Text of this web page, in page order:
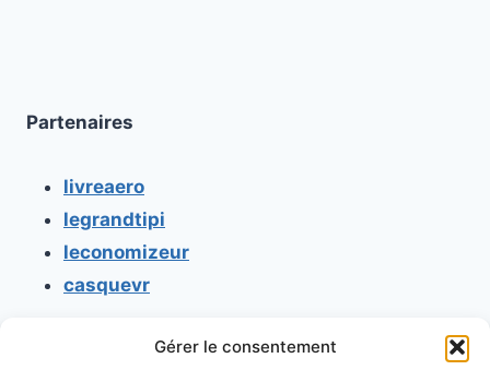
Gérer le consentement
Partenaires
livreaero
legrandtipi
leconomizeur
casquevr